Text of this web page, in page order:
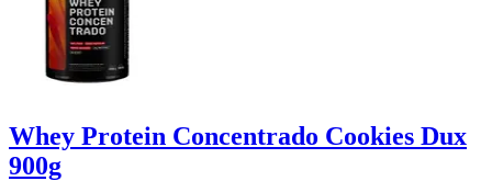
Whey Protein Concentrado Cookies Dux
900g